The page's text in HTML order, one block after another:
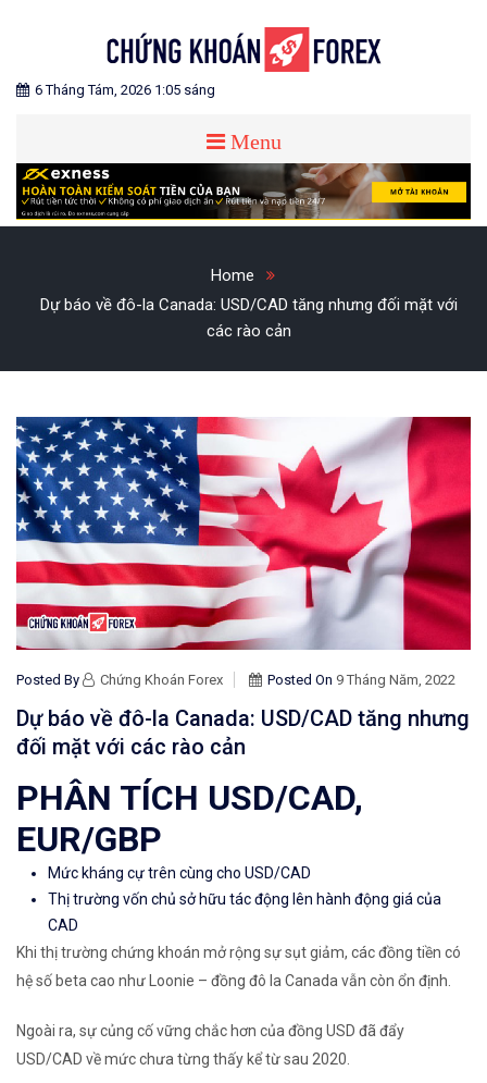
CHỨNG KHOÁN FOREX
Blog chia sẻ về Chứng Khoán và Forex
6 Tháng Tám, 2026 1:05 sáng
Menu
Home
Dự báo về đô-la Canada: USD/CAD tăng nhưng đối mặt với
các rào cản
Posted By Chứng Khoán Forex Posted On 9 Tháng Năm, 2022
Dự báo về đô-la Canada: USD/CAD tăng nhưng
đối mặt với các rào cản
PHÂN TÍCH USD/CAD,
EUR/GBP
Mức kháng cự trên cùng cho USD/CAD
Thị trường vốn chủ sở hữu tác động lên hành động giá của
CAD
Khi thị trường chứng khoán mở rộng sự sụt giảm, các đồng tiền có
hệ số beta cao như Loonie – đồng đô la Canada vẫn còn ổn định.
Ngoài ra, sự củng cố vững chắc hơn của đồng USD đã đẩy
USD/CAD về mức chưa từng thấy kể từ sau 2020.